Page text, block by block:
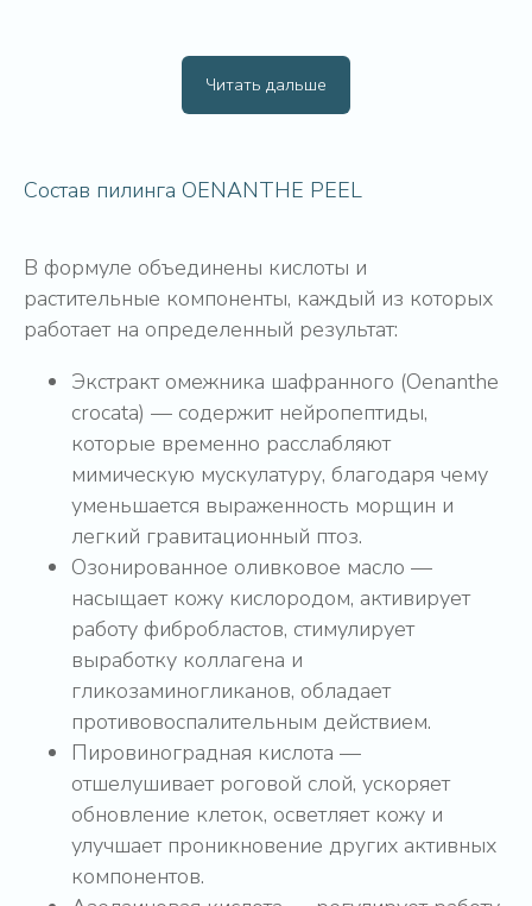
Читать дальше
Состав пилинга OENANTHE PEEL
В формуле объединены кислоты и
растительные компоненты, каждый из которых
работает на определенный результат:
Экстракт омежника шафранного (Oenanthe
crocata) — содержит нейропептиды,
которые временно расслабляют
мимическую мускулатуру, благодаря чему
уменьшается выраженность морщин и
легкий гравитационный птоз.
Озонированное оливковое масло —
насыщает кожу кислородом, активирует
работу фибробластов, стимулирует
выработку коллагена и
гликозаминогликанов, обладает
противовоспалительным действием.
Пировиноградная кислота —
отшелушивает роговой слой, ускоряет
обновление клеток, осветляет кожу и
улучшает проникновение других активных
компонентов.